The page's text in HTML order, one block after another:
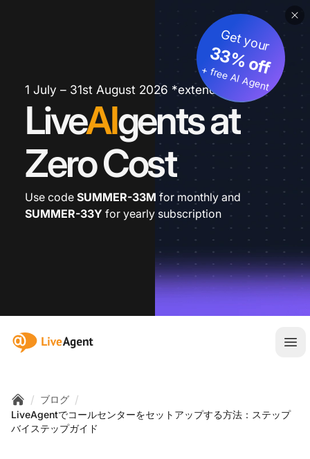
1 July – 31st August 2026 *extended
LiveAIgents at
Zero Cost
Get your
33% off
+ free AI Agent
Use code SUMMER-33M for monthly and
SUMMER-33Y for yearly subscription
:site.title
メ
Home
/ ブログ /
LiveAgentでコールセンターをセットアップする方法：ステップ
バイステップガイド